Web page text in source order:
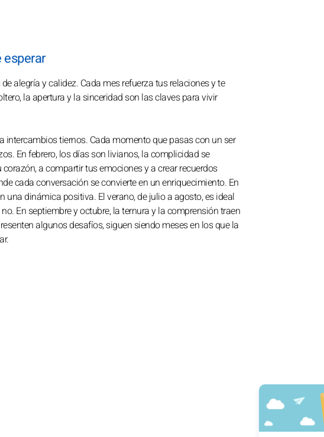
esperar
alegría y calidez. Cada mes refuerza tus relaciones y te
la apertura y la sinceridad son las claves para vivir
intercambios tiernos. Cada momento que pasas con un ser
En febrero, los días son livianos, la complicidad se
a compartir tus emociones y a crear recuerdos
cada conversación se convierte en un enriquecimiento. En
dinámica positiva. El verano, de julio a agosto, es ideal
En septiembre y octubre, la ternura y la comprensión traen
algunos desafíos, siguen siendo meses en los que la